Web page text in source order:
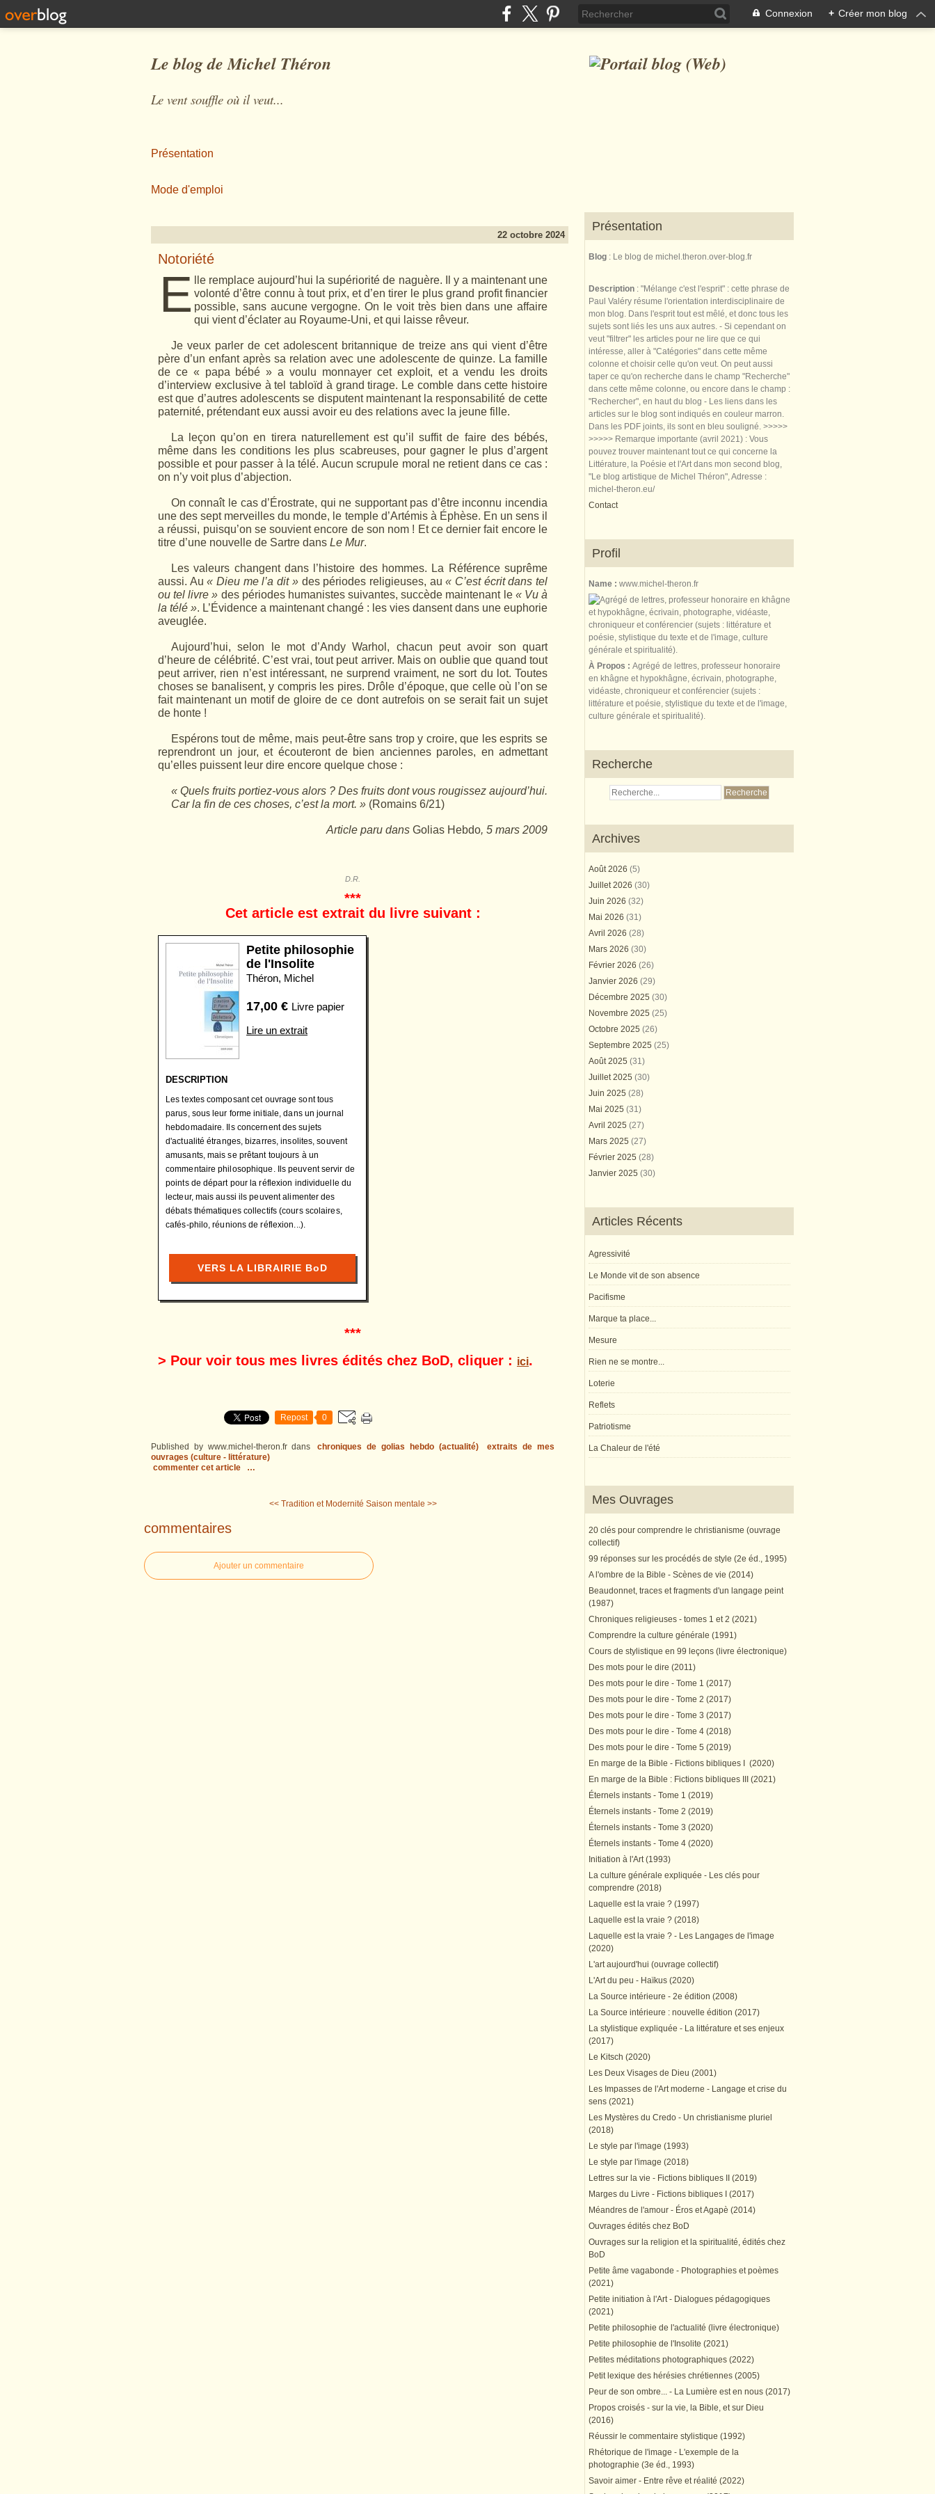
Connexion + Créer mon blog
Le blog de Michel Théron
Le vent souffle où il veut...
Présentation
Mode d'emploi
22 octobre 2024
Notoriété
E
lle remplace aujourd’hui la supériorité de naguère. Il y a maintenant une
volonté d’être connu à tout prix, et d’en tirer le plus grand profit financier
possible, sans aucune vergogne. On le voit très bien dans une affaire
qui vient d’éclater au Royaume-Uni, et qui laisse rêveur.
Je veux parler de cet adolescent britannique de treize ans qui vient d’être
père d’un enfant après sa relation avec une adolescente de quinze. La famille
de ce « papa bébé » a voulu monnayer cet exploit, et a vendu les droits
d’interview exclusive à tel tabloïd à grand tirage. Le comble dans cette histoire
est que d’autres adolescents se disputent maintenant la responsabilité de cette
paternité, prétendant eux aussi avoir eu des relations avec la jeune fille.
La leçon qu’on en tirera naturellement est qu’il suffit de faire des bébés,
même dans les conditions les plus scabreuses, pour gagner le plus d’argent
possible et pour passer à la télé. Aucun scrupule moral ne retient dans ce cas :
on n’y voit plus d’abjection.
On connaît le cas d’Érostrate, qui ne supportant pas d’être inconnu incendia
une des sept mer­veilles du monde, le temple d’Artémis à Éphèse. En un sens il
a réussi, puisqu’on se souvient encore de son nom ! Et ce dernier fait encore le
titre d’une nouvelle de Sartre dans Le Mur.
Les valeurs changent dans l’histoire des hommes. La Référence suprême
aussi. Au« Dieu me l’a dit »des périodes religieuses, au« C’est écrit dans tel
ou tel livre » des périodes humanistes suivantes, succède maintenant le « Vu à
la télé ». L’Évidence a maintenant changé : les vies dansent dans une euphorie
aveuglée.
Aujourd’hui, selon le mot d’Andy Warhol, chacun peut avoir son quart
d’heure de célébrité. C’est vrai, tout peut arriver. Mais on oublie que quand tout
peut arriver, rien n’est intéressant, ne surprend vraiment, ne sort du lot. Toutes
choses se banalisent, y compris les pires. Drôle d’épo­que, que celle où l’on se
fait maintenant un motif de gloire de ce dont autrefois on se serait fait un sujet
de honte !
Espérons tout de même, mais peut-être sans trop y croire, que les esprits se
reprendront un jour, et écouteront de bien anciennes paroles, en admettant
qu’elles puissent leur dire encore quelque chose :
« Quels fruits portiez-vous alors ? Des fruits dont vous rougissez aujourd’hui.
Car la fin de ces choses, c’est la mort. » (Romains 6/21)
Article paru dans Golias Hebdo, 5 mars 2009
D.R.
***
Cet article est extrait du livre suivant :
Petite philosophie
de l'Insolite
Théron, Michel
17,00 € Livre papier
Lire un extrait
DESCRIPTION
Les textes composant cet ouvrage sont tous
parus, sous leur forme initiale, dans un journal
hebdomadaire. Ils concernent des sujets
d'actualité étranges, bizarres, insolites, souvent
amusants, mais se prêtant toujours à un
commentaire philosophique. Ils peuvent servir de
points de départ pour la réflexion individuelle du
lecteur, mais aussi ils peuvent alimenter des
débats thématiques collectifs (cours scolaires,
cafés-philo, réunions de réflexion...).
VERS LA LIBRAIRIE BoD
***
> Pour voir tous mes livres édités chez BoD, cliquer : ici.
Repost 0
Published by www.michel-theron.fr dans chroniques de golias hebdo (actualité)
extraits de mes
ouvrages (culture - littérature)
commenter cet article
…
<< Tradition et Modernité Saison mentale >>
commentaires
Ajouter un commentaire
Présentation
Blog : Le blog de michel.theron.over-blog.fr
Description : "Mélange c'est l'esprit" : cette phrase de
Paul Valéry résume l'orientation interdisciplinaire de
mon blog. Dans l'esprit tout est mêlé, et donc tous les
sujets sont liés les uns aux autres. - Si cependant on
veut "filtrer" les articles pour ne lire que ce qui
intéresse, aller à "Catégories" dans cette même
colonne et choisir celle qu'on veut. On peut aussi
taper ce qu'on recherche dans le champ "Recherche"
dans cette même colonne, ou encore dans le champ :
"Rechercher", en haut du blog - Les liens dans les
articles sur le blog sont indiqués en couleur marron.
Dans les PDF joints, ils sont en bleu souligné. >>>>>
>>>>> Remarque importante (avril 2021) : Vous
pouvez trouver maintenant tout ce qui concerne la
Littérature, la Poésie et l'Art dans mon second blog,
"Le blog artistique de Michel Théron", Adresse :
michel-theron.eu/
Contact
Profil
Name : www.michel-theron.fr
À Propos : Agrégé de lettres, professeur honoraire
en khâgne et hypokhâgne, écrivain, photographe,
vidéaste, chroniqueur et conférencier (sujets :
littérature et poésie, stylistique du texte et de l'image,
culture générale et spiritualité).
Recherche
Archives
Août 2026 (5)
Juillet 2026 (30)
Juin 2026 (32)
Mai 2026 (31)
Avril 2026 (28)
Mars 2026 (30)
Février 2026 (26)
Janvier 2026 (29)
Décembre 2025 (30)
Novembre 2025 (25)
Octobre 2025 (26)
Septembre 2025 (25)
Août 2025 (31)
Juillet 2025 (30)
Juin 2025 (28)
Mai 2025 (31)
Avril 2025 (27)
Mars 2025 (27)
Février 2025 (28)
Janvier 2025 (30)
Articles Récents
Agressivité
Le Monde vit de son absence
Pacifisme
Marque ta place...
Mesure
Rien ne se montre...
Loterie
Reflets
Patriotisme
La Chaleur de l'été
Mes Ouvrages
20 clés pour comprendre le christianisme (ouvrage
collectif)
99 réponses sur les procédés de style (2e éd., 1995)
A l'ombre de la Bible - Scènes de vie (2014)
Beaudonnet, traces et fragments d'un langage peint
(1987)
Chroniques religieuses - tomes 1 et 2 (2021)
Comprendre la culture générale (1991)
Cours de stylistique en 99 leçons (livre électronique)
Des mots pour le dire (2011)
Des mots pour le dire - Tome 1 (2017)
Des mots pour le dire - Tome 2 (2017)
Des mots pour le dire - Tome 3 (2017)
Des mots pour le dire - Tome 4 (2018)
Des mots pour le dire - Tome 5 (2019)
En marge de la Bible - Fictions bibliques I (2020)
En marge de la Bible : Fictions bibliques III (2021)
Éternels instants - Tome 1 (2019)
Éternels instants - Tome 2 (2019)
Éternels instants - Tome 3 (2020)
Éternels instants - Tome 4 (2020)
Initiation à l'Art (1993)
La culture générale expliquée - Les clés pour
comprendre (2018)
Laquelle est la vraie ? (1997)
Laquelle est la vraie ? (2018)
Laquelle est la vraie ? - Les Langages de l'image
(2020)
L'art aujourd'hui (ouvrage collectif)
L'Art du peu - Haïkus (2020)
La Source intérieure - 2e édition (2008)
La Source intérieure : nouvelle édition (2017)
La stylistique expliquée - La littérature et ses enjeux
(2017)
Le Kitsch (2020)
Les Deux Visages de Dieu (2001)
Les Impasses de l'Art moderne - Langage et crise du
sens (2021)
Les Mystères du Credo - Un christianisme pluriel
(2018)
Le style par l'image (1993)
Le style par l'image (2018)
Lettres sur la vie - Fictions bibliques II (2019)
Marges du Livre - Fictions bibliques I (2017)
Méandres de l'amour - Éros et Agapè (2014)
Ouvrages édités chez BoD
Ouvrages sur la religion et la spiritualité, édités chez
BoD
Petite âme vagabonde - Photographies et poèmes
(2021)
Petite initiation à l'Art - Dialogues pédagogiques
(2021)
Petite philosophie de l'actualité (livre électronique)
Petite philosophie de l'Insolite (2021)
Petites méditations photographiques (2022)
Petit lexique des hérésies chrétiennes (2005)
Peur de son ombre... - La Lumière est en nous (2017)
Propos croisés - sur la vie, la Bible, et sur Dieu
(2016)
Réussir le commentaire stylistique (1992)
Rhétorique de l'image - L'exemple de la
photographie (3e éd., 1993)
Savoir aimer - Entre rêve et réalité (2022)